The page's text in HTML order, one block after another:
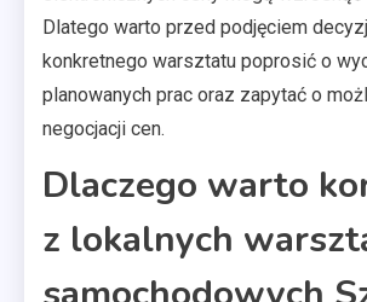
Dlatego warto przed podjęciem
konkretnego warsztatu poprosić o
planowanych prac oraz zapytać o
negocjacji cen.
Dlaczego warto
z lokalnych